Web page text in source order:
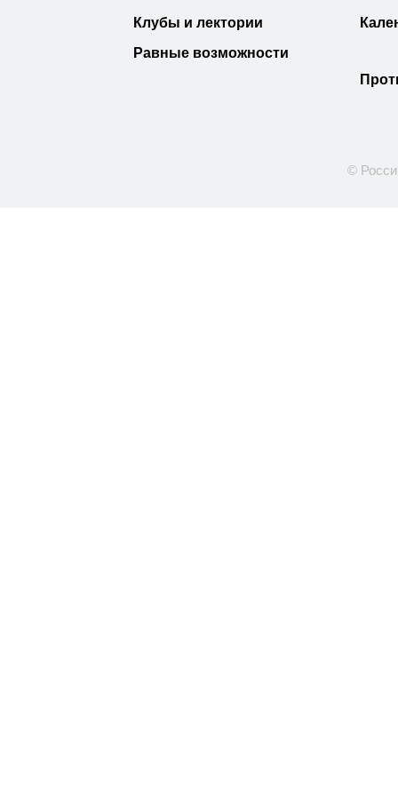
Клубы и лектории
Равные возможности
©